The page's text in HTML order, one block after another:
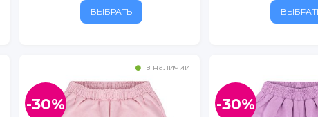
ВЫБРАТЬ
в наличии
-30% -30%